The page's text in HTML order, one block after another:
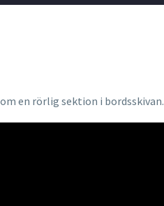
en rörlig sektion i bordsskivan.